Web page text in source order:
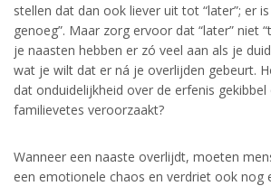
stellen dat dan ook liever uit tot “later”; er
genoeg”. Maar zorg ervoor dat “later” niet
je naasten hebben er zó veel aan als je
wat je wilt dat er ná je overlijden gebeurt.
dat onduidelijkheid over de erfenis
familievetes veroorzaakt?
Wanneer een naaste overlijdt, moeten
een emotionele chaos en verdriet ook nog